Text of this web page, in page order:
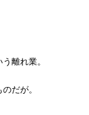
離れ業。
だが。